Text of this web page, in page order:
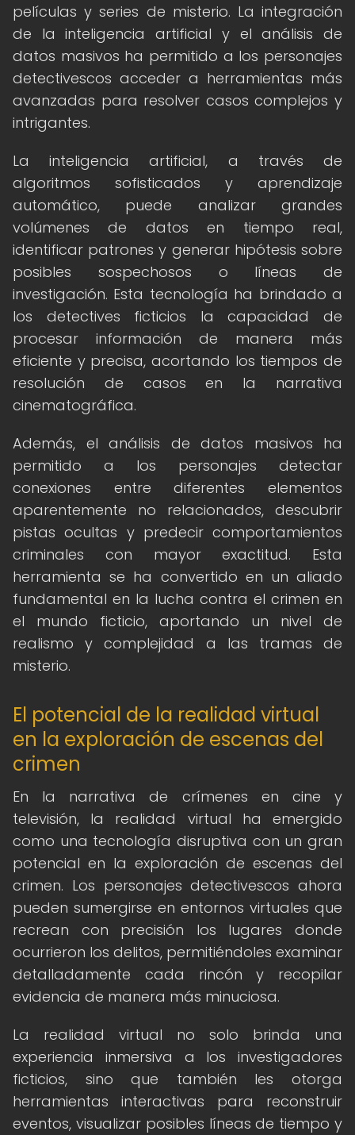
películas y series de misterio. La integración
de la inteligencia artificial y el análisis de
datos masivos ha permitido a los personajes
detectivescos acceder a herramientas más
avanzadas para resolver casos complejos y
intrigantes.
La inteligencia artificial, a través de
algoritmos sofisticados y aprendizaje
automático, puede analizar grandes
volúmenes de datos en tiempo real,
identificar patrones y generar hipótesis sobre
posibles sospechosos o líneas de
investigación. Esta tecnología ha brindado a
los detectives ficticios la capacidad de
procesar información de manera más
eficiente y precisa, acortando los tiempos de
resolución de casos en la narrativa
cinematográfica.
Además, el análisis de datos masivos ha
permitido a los personajes detectar
conexiones entre diferentes elementos
aparentemente no relacionados, descubrir
pistas ocultas y predecir comportamientos
criminales con mayor exactitud. Esta
herramienta se ha convertido en un aliado
fundamental en la lucha contra el crimen en
el mundo ficticio, aportando un nivel de
realismo y complejidad a las tramas de
misterio.
El potencial de la realidad virtual
en la exploración de escenas del
crimen
En la narrativa de crímenes en cine y
televisión, la realidad virtual ha emergido
como una tecnología disruptiva con un gran
potencial en la exploración de escenas del
crimen. Los personajes detectivescos ahora
pueden sumergirse en entornos virtuales que
recrean con precisión los lugares donde
ocurrieron los delitos, permitiéndoles examinar
detalladamente cada rincón y recopilar
evidencia de manera más minuciosa.
La realidad virtual no solo brinda una
experiencia inmersiva a los investigadores
ficticios, sino que también les otorga
herramientas interactivas para reconstruir
eventos, visualizar posibles líneas de tiempo y